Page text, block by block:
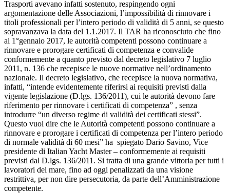
Trasporti avevano infatti sostenuto, respingendo ogni
argomentazione delle Associazioni, l’impossibilità di rinnovare i
titoli professionali per l’intero periodo di validità di 5 anni, se questo
sopravanzava la data del 1.1.2017. Il TAR ha riconosciuto che fino
al 1°gennaio 2017, le autorità competenti possono continuare a
rinnovare e prorogare certificati di competenza e convalide
conformemente a quanto previsto dal decreto legislativo 7 luglio
2011, n. 136 che recepisce le nuove normative nell’ordinamento
nazionale. Il decreto legislativo, che recepisce la nuova normativa,
infatti, “intende evidentemente riferirsi ai requisiti previsti dalla
vigente legislazione (D.lgs. 136/2011), cui le autorità devono fare
riferimento per rinnovare i certificati di competenza” , senza
introdurre “un diverso regime di validità dei certificati stessi”.
Questo vuol dire che le Autorità competenti possono continuare a
rinnovare e prorogare i certificati di competenza per l’intero periodo
di normale validità di 60 mesi” ha spiegato Dario Savino, Vice
presidente di Italian Yacht Master – conformemente ai requisiti
previsti dal D.lgs. 136/2011. Si tratta di una grande vittoria per tutti i
lavoratori del mare, fino ad oggi penalizzati da una visione
restrittiva, per non dire persecutoria, da parte dell’Amministrazione
competente.